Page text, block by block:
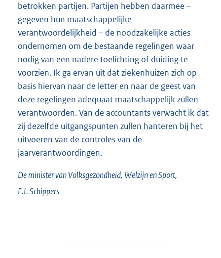
betrokken partijen. Partijen hebben daarmee –
gegeven hun maatschappelijke
verantwoordelijkheid – de noodzakelijke acties
ondernomen om de bestaande regelingen waar
nodig van een nadere toelichting of duiding te
voorzien. Ik ga ervan uit dat ziekenhuizen zich op
basis hiervan naar de letter en naar de geest van
deze regelingen adequaat maatschappelijk zullen
verantwoorden. Van de accountants verwacht ik dat
zij dezelfde uitgangspunten zullen hanteren bij het
uitvoeren van de controles van de
jaarverantwoordingen.
De minister van Volksgezondheid, Welzijn en Sport,
E.I.Schippers